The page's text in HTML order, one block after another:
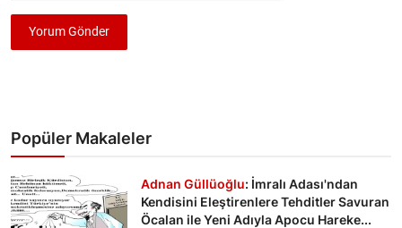
Yorum Gönder
Popüler Makaleler
Adnan Güllüoğlu: İmralı Adası'ndan
Kendisini Eleştirenlere Tehditler Savuran
Öcalan ile Yeni Adıyla Apocu Hareke...